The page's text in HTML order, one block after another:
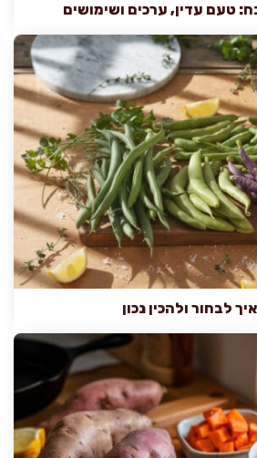
טעם עדין, ערכים ושימושים
לבחור ולהכין נכון